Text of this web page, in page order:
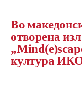
Во
отворена
култура